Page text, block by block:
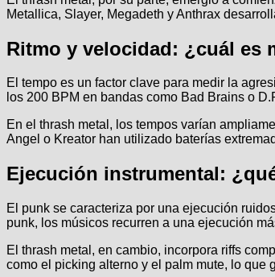
Metallica, Slayer, Megadeth y Anthrax
Ritmo y velocidad: ¿cuál es
El tempo es un factor clave para medir la
los 200 BPM en bandas como Bad Brains o
En el thrash metal, los tempos varían
Angel o Kreator han utilizado baterías
Ejecución instrumental:
El punk se caracteriza por una ejecución
punk, los músicos recurren a una ejecución
El thrash metal, en cambio, incorpora riffs
como el picking alterno y el palm mute, lo que